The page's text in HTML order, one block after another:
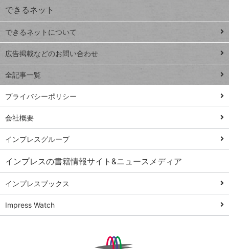
close
閉じ
る
連載
Excel Q&A
トイアンナ流仕
事術
PowerAutomate
ではじめる業務
の完全自動化
AI議事録作成術
Windows 11
Q&A
Teams踏み込み
活用術
Excel講師の仕事
術
できるネット
できるネットについて
広告掲載などのお問い合わせ
全記事一覧
プライバシーポリシー
会社概要
インプレスグループ
インプレスの書籍情報サイト&ニュースメディア
インプレスブックス
Impress Watch